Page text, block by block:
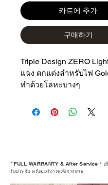
카트에 추가
구매하기
Triple Design ZERO
แฉง ตกแต่งสำหรับไฟ
ทำด้วยโลหะบางๆ
*FULL WARRANTY & After Service * มั่
รับประกัน พร้อมบริการหลังการขาย